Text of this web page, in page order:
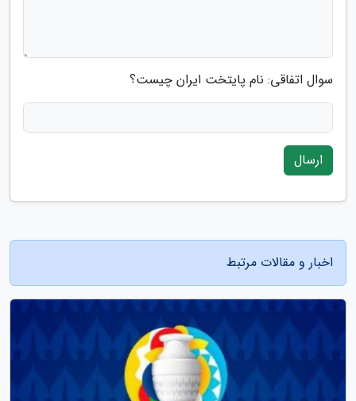
سوال اتفاقی: نام پایتخت ایران چیست؟
ارسال
اخبار و مقالات مرتبط